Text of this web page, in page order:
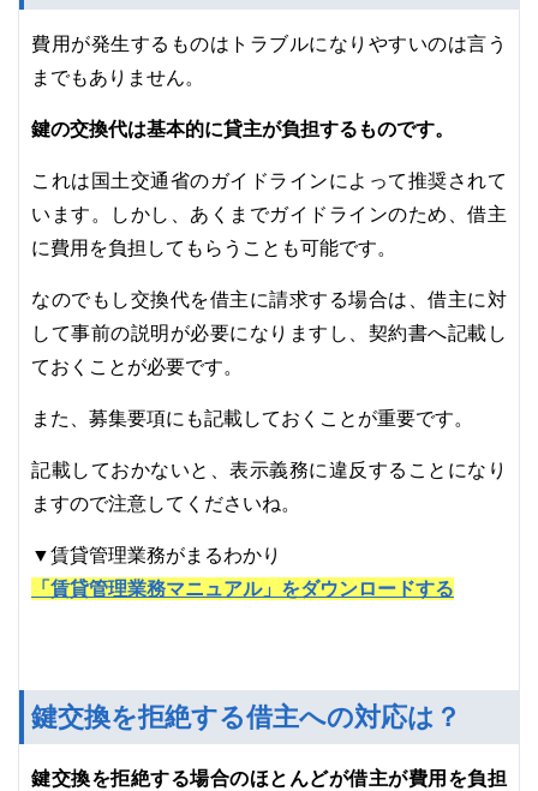
費用が発生するものはトラブルになりやすいのは言う
までもありません。
鍵の交換代は基本的に貸主が負担するものです。
これは国土交通省のガイドラインによって推奨されて
います。しかし、あくまでガイドラインのため、借主
に費用を負担してもらうことも可能です。
なのでもし交換代を借主に請求する場合は、借主に対
して事前の説明が必要になりますし、契約書へ記載し
ておくことが必要です。
また、募集要項にも記載しておくことが重要です。
記載しておかないと、表示義務に違反することになり
ますので注意してくださいね。
▼賃貸管理業務がまるわかり
「賃貸管理業務マニュアル」をダウンロードする
鍵交換を拒絶する借主への対応は？
鍵交換を拒絶する場合のほとんどが借主が費用を負担